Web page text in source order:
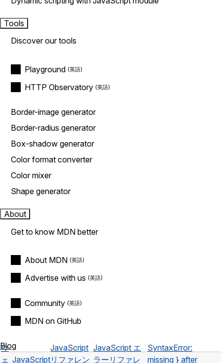
Tools
Discover our tools
Playground
HTTP Observatory
Border-image generator
Border-radius generator
Box-shadow generator
Color format converter
Color mixer
Shape generator
About
Get to know MDN better
About MDN
Advertise with us
Community
MDN on GitHub
Blog
ウ
ェ JavaScript
JavaScript
リファレン
JavaScript エ
ラーリファレ
SyntaxError:
missing } after